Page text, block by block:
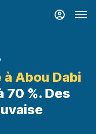
Abou Dabi
70 %. Des